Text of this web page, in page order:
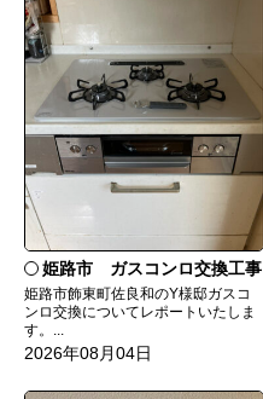
姫路市 ガスコンロ交換工事
姫路市飾東町佐良和のY様邸ガスコ
ンロ交換についてレポートいたしま
す。...
2026年08月04日